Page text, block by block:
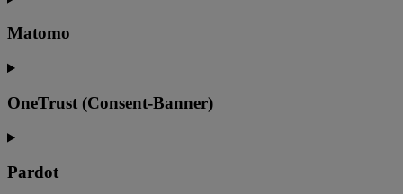
Matomo
OneTrust (Consent-Banner)
Pardot